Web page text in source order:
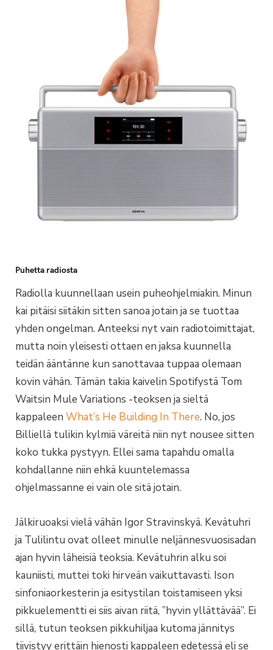
Puhetta radiosta
Radiolla kuunnellaan usein puheohjelmiakin. Minun
kai pitäisi siitäkin sitten sanoa jotain ja se tuottaa
yhden ongelman. Anteeksi nyt vain radiotoimittajat,
mutta noin yleisesti ottaen en jaksa kuunnella
teidän ääntänne kun sanottavaa tuppaa olemaan
kovin vähän. Tämän takia kaivelin Spotifystä Tom
Waitsin Mule Variations -teoksen ja sieltä
kappaleen What’s He Building In There. No, jos
Billiellä tulikin kylmiä väreitä niin nyt nousee sitten
koko tukka pystyyn. Ellei sama tapahdu omalla
kohdallanne niin ehkä kuuntelemassa
ohjelmassanne ei vain ole sitä jotain.
Jälkiruoaksi vielä vähän Igor Stravinskyä. Kevätuhri
ja Tulilintu ovat olleet minulle neljännesvuosisadan
ajan hyvin läheisiä teoksia. Kevätuhrin alku soi
kauniisti, muttei toki hirveän vaikuttavasti. Ison
sinfoniaorkesterin ja esitystilan toistamiseen yksi
pikkuelementti ei siis aivan riitä, ”hyvin yllättävää”. Ei
sillä, tutun teoksen pikkuhiljaa kutoma jännitys
tiivistyy erittäin hienosti kappaleen edetessä eli se